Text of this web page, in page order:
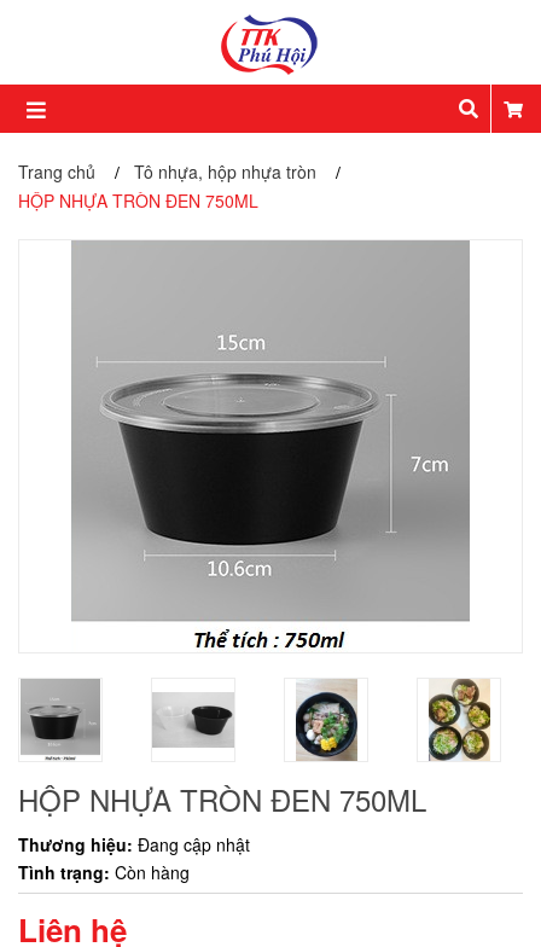
Trang chủ / Tô nhựa, hộp nhựa tròn /
HỘP NHỰA TRÒN ĐEN 750ML
HỘP NHỰA TRÒN ĐEN 750ML
Thương hiệu: Đang cập nhật
Tình trạng: Còn hàng
Liên hệ